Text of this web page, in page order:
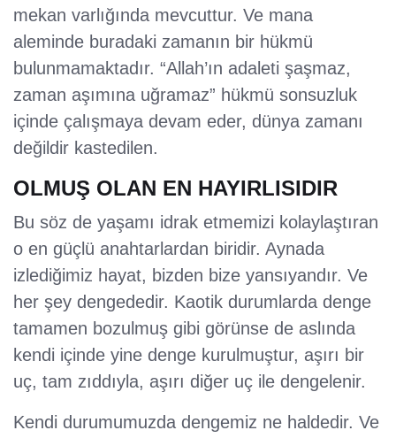
mekan varlığında mevcuttur. Ve mana
aleminde buradaki zamanın bir hükmü
bulunmamaktadır. “Allah’ın adaleti şaşmaz,
zaman aşımına uğramaz” hükmü sonsuzluk
içinde çalışmaya devam eder, dünya zamanı
değildir kastedilen.
OLMUŞ OLAN EN HAYIRLISIDIR
Bu söz de yaşamı idrak etmemizi kolaylaştıran
o en güçlü anahtarlardan biridir. Aynada
izlediğimiz hayat, bizden bize yansıyandır. Ve
her şey dengededir. Kaotik durumlarda denge
tamamen bozulmuş gibi görünse de aslında
kendi içinde yine denge kurulmuştur, aşırı bir
uç, tam zıddıyla, aşırı diğer uç ile dengelenir.
Kendi durumumuzda dengemiz ne haldedir. Ve